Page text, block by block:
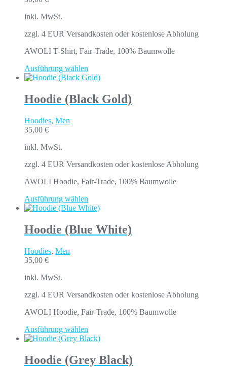
inkl. MwSt.
zzgl. 4 EUR Versandkosten oder kostenlose Abholung
AWOLI T-Shirt, Fair-Trade, 100% Baumwolle
Ausführung wählen
Hoodie (Black Gold)
Hoodies, Men
35,00 €
inkl. MwSt.
zzgl. 4 EUR Versandkosten oder kostenlose Abholung
AWOLI Hoodie, Fair-Trade, 100% Baumwolle
Ausführung wählen
Hoodie (Blue White)
Hoodies, Men
35,00 €
inkl. MwSt.
zzgl. 4 EUR Versandkosten oder kostenlose Abholung
AWOLI Hoodie, Fair-Trade, 100% Baumwolle
Ausführung wählen
Hoodie (Grey Black)